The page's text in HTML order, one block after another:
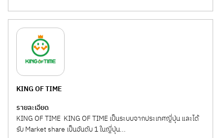
KING OF TIME
รายละเอียด
KING OF TIME KING OF TIME เป็นระบบจากประเทศญี่ปุ่น และได้
รับ Market share เป็นอันดับ 1 ในญี่ปุ่น...